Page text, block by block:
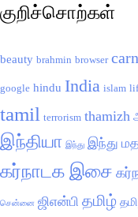
குறிச்சொற்கள்
beauty brahmin browser
google hindu India islam
tamil terrorism thamizh
இந்தியா இந்து இந்து
கர்நாடக இசை
சென்னை ஜிஎன்பி தமிழ்